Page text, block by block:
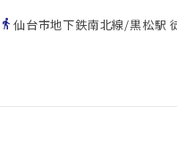
directions_walk仙台市地下鉄南北線/黒松駅